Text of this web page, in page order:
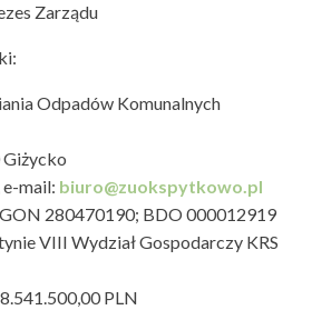
Zarządu
Odpadów Komunalnych
mail: biuro@zuokspytkowo.pl
280470190; BDO 000012919
VIII Wydział Gospodarczy KRS
PLN